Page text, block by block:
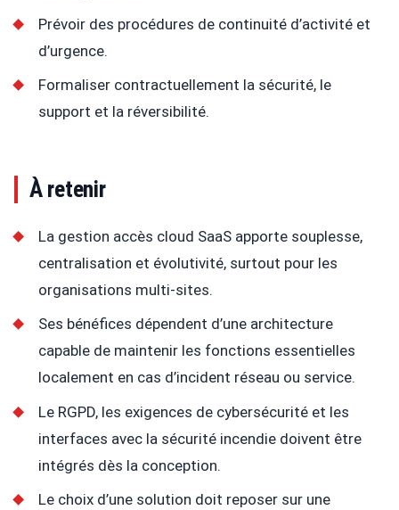
Prévoir des procédures de continuité d’activité et
d’urgence.
Formaliser contractuellement la sécurité, le
support et la réversibilité.
À retenir
La gestion accès cloud SaaS apporte souplesse,
centralisation et évolutivité, surtout pour les
organisations multi-sites.
Ses bénéfices dépendent d’une architecture
capable de maintenir les fonctions essentielles
localement en cas d’incident réseau ou service.
Le RGPD, les exigences de cybersécurité et les
interfaces avec la sécurité incendie doivent être
intégrés dès la conception.
Le choix d’une solution doit reposer sur une